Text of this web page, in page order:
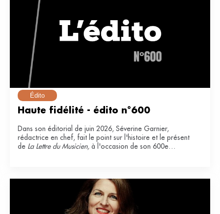
Édito
Haute fidélité - édito n°600
Dans son éditorial de juin 2026, Séverine Garnier,
rédactrice en chef, fait le point sur l'histoire et le présent
de La Lettre du Musicien, à l'occasion de son 600e